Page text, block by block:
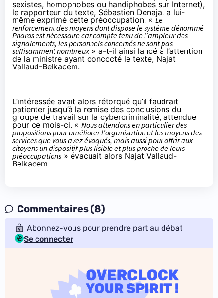
sexistes, homophobes ou handiphobes sur Internet),
le rapporteur du texte, Sébastien Denaja, a lui-
même exprimé cette préoccupation. « Le
renforcement des moyens dont dispose le système dénommé
Pharos est nécessaire car compte tenu de l’ampleur des
signalements, les personnels concernés ne sont pas
suffisamment nombreux» a-t-il ainsi lancé à l’attention
de la ministre ayant concocté le texte, Najat
Vallaud-Belkacem.
L’intéressée avait alors rétorqué qu’il faudrait
patienter jusqu’à la remise des conclusions du
groupe de travail sur la cybercriminalité, attendue
pour ce mois-ci. « Nous attendons en particulier des
propositions pour améliorer l’organisation et les moyens des
services que vous avez évoqués, mais aussi pour offrir aux
citoyens un dispositif plus lisible et plus proche de leurs
préoccupations » évacuait alors Najat Vallaud-
Belkacem.
Commentaires (8)
Abonnez-vous pour prendre part au débat
Se connecter